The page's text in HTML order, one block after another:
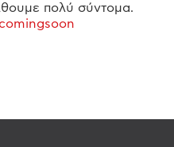
πολύ σύντομα.